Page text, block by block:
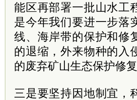
能区再部署一批山水工
是今年我们要进一步落
线、海岸带的保护和修
的退缩，外来物种的入
的废弃矿山生态保护修
三是要坚持因地制宜，